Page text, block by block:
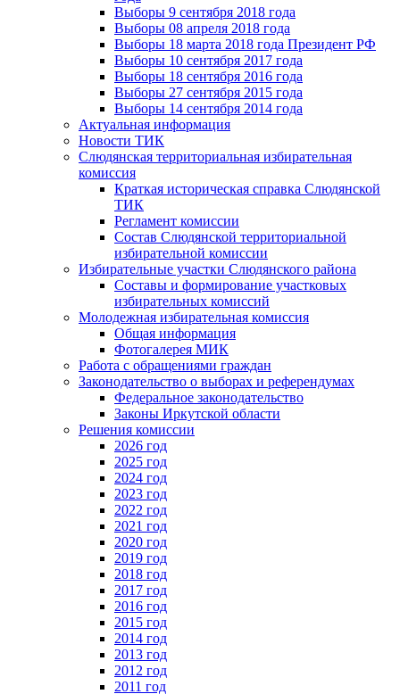
Выборы 9 сентября 2018 года
Выборы 08 апреля 2018 года
Выборы 18 марта 2018 года Президент РФ
Выборы 10 сентября 2017 года
Выборы 18 сентября 2016 года
Выборы 27 сентября 2015 года
Выборы 14 сентября 2014 года
Актуальная информация
Новости ТИК
Слюдянская территориальная избирательная
комиссия
Краткая историческая справка Слюдянской
ТИК
Регламент комиссии
Состав Слюдянской территориальной
избирательной комиссии
Избирательные участки Слюдянского района
Составы и формирование участковых
избирательных комиссий
Молодежная избирательная комиссия
Общая информация
Фотогалерея МИК
Работа с обращениями граждан
Законодательство о выборах и референдумах
Федеральное законодательство
Законы Иркутской области
Решения комиссии
2026 год
2025 год
2024 год
2023 год
2022 год
2021 год
2020 год
2019 год
2018 год
2017 год
2016 год
2015 год
2014 год
2013 год
2012 год
2011 год